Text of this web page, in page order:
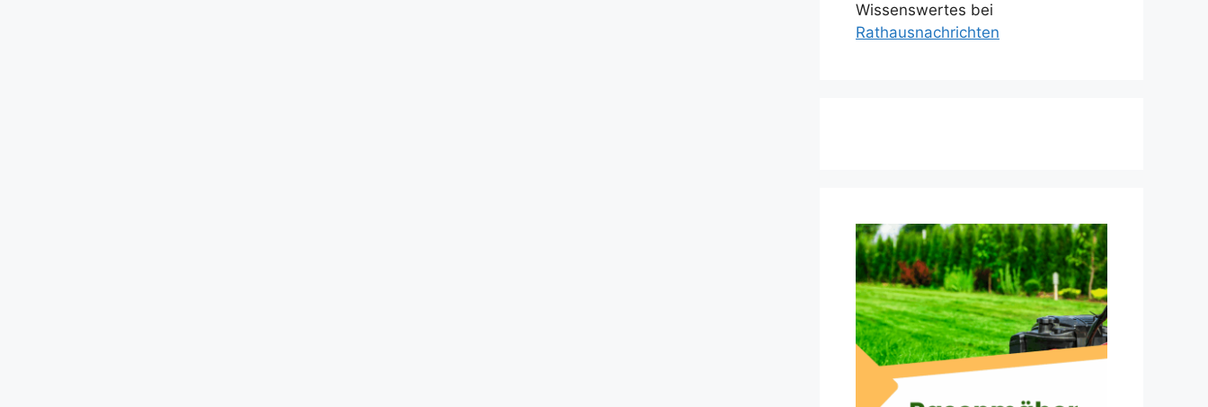
Wissenswertes bei
Rathausnachrichten